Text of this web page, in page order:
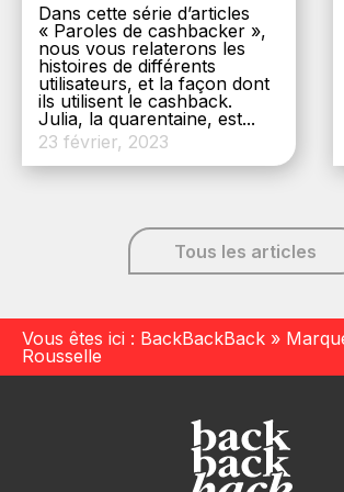
Dans cette série d’articles
« Paroles de cashbacker »,
nous vous relaterons les
histoires de différents
utilisateurs, et la façon dont
ils utilisent le cashback.
Julia, la quarentaine, est...
23 février, 2023
Tous les articles
Vous êtes ici : BackBackBack »
Rousselle